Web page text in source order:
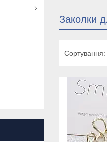
Заколки